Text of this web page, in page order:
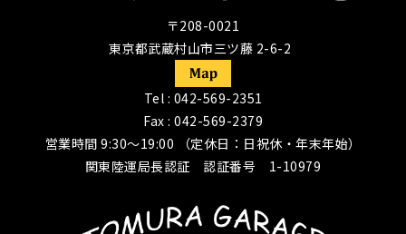
〒208-0021
東京都武蔵村山市三ツ藤 2-6-2
Tel : 042-569-2351
Fax : 042-569-2379
営業時間 9:30〜19:00 （定休日：日祝休・年末年始）
関東陸運局長認証 認証番号 1-10979